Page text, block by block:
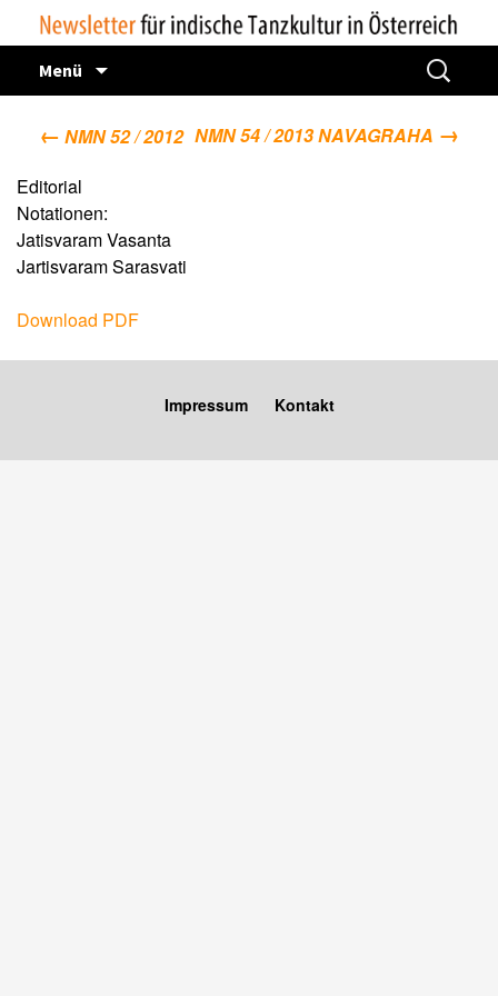
Menü
Suchen
nach:
Beitragsnavigation
← NMN 52 / 2012 NMN 54 / 2013 NAVAGRAHA →
Editorial
Notationen:
Jatisvaram Vasanta
Jartisvaram Sarasvati
Download PDF
Impressum Kontakt